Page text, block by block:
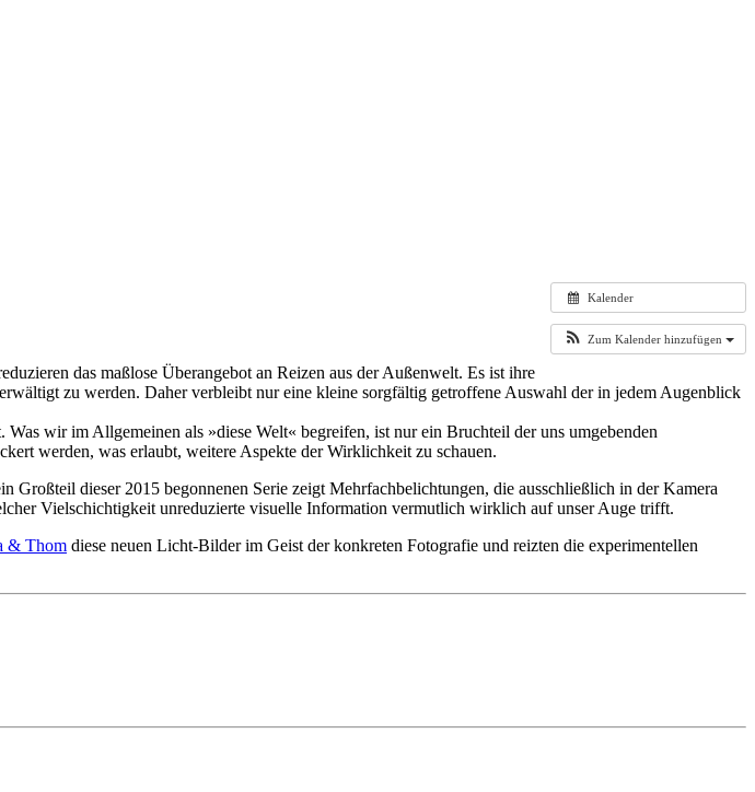
Kalender
Zum Kalender hinzufügen
das maßlose Überangebot an Reizen aus der Außenwelt. Es ist ihre
zu werden. Daher verbleibt nur eine kleine sorgfältig getroffene Auswahl der in jedem Augenblick
wir im Allgemeinen als »diese Welt« begreifen, ist nur ein Bruchteil der uns umgebenden
werden, was erlaubt, weitere Aspekte der Wirklichkeit zu schauen.
dieser 2015 begonnenen Serie zeigt Mehrfachbelichtungen, die ausschließlich in der Kamera
Vielschichtigkeit unreduzierte visuelle Information vermutlich wirklich auf unser Auge trifft.
& Thom diese neuen Licht-Bilder im Geist der konkreten Fotografie und reizten die experimentellen